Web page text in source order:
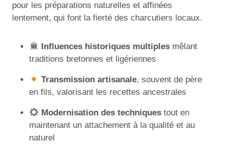
pour les préparations naturelles et affinées
lentement, qui font la fierté des charcutiers locaux.
Influences historiques multiples mêlant
traditions bretonnes et ligériennes
Transmission artisanale, souvent de père
en fils, valorisant les recettes ancestrales
Modernisation des techniques tout en
maintenant un attachement à la qualité et au
naturel